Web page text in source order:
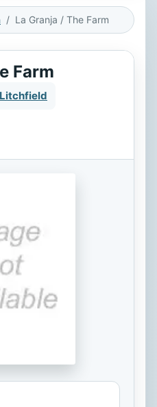
La Granja / The Farm
Farm